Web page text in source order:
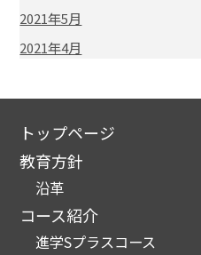
2021年5月
2021年4月
トップページ
教育方針
沿革
コース紹介
進学Sプラスコース